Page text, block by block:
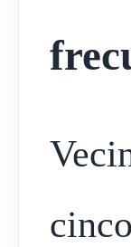
cinco